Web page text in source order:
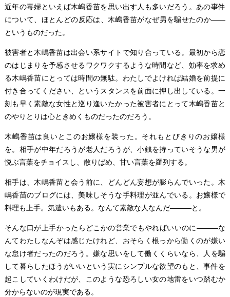
近年の毒婦といえば木嶋香苗を思い出す人も多いだろう。あの事件
について、ほとんどの反応は、木嶋香苗がなぜ男を騙せたのか――
というものだった。
被害者と木嶋香苗は出会い系サイトで知り合っている。最初から恋
のはじまりを予感させるワクワクするような時間など、効率を求め
る木嶋香苗にとっては時間の無駄。わたしでよければ結婚を前提に
付き合ってください、というスタンスを前面に押し出している。一
刻も早く素敵な女性と巡り逢いたかった被害者にとって木嶋香苗と
のやりとりは心ときめくものだったのだろう。
木嶋香苗は良いとこのお嬢様を装った。それもとびきりのお嬢様
を。相手が中年だろうが老人だろうが、小銭を持っていそうな男が
悦ぶ言葉をチョイスし、散りばめ、甘い言葉を羅列する。
相手は、木嶋香苗と会う前に、どんどん妄想が膨らんでいった。木
嶋香苗のブログには、美味しそうな手料理が並んでいる。お嬢様で
料理も上手。気遣いもある。なんて素敵な人なんだ―――と。
そんな口が上手かったらどこかの営業でもやればいいのに―――な
んてわたしなんぞは感じたけれど、おそらく根っから働くのが嫌い
な怠け者だったのだろう。嫌な思いをして働くくらいなら、人を騙
して暮らしたほうがいいという実にシンプルな欲望のもと、事件を
起こしていくわけだが、このような恐ろしい女の地雷をいつ踏むか
分からないのが現実である。